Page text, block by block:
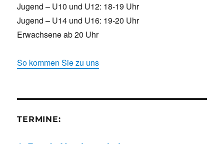
Jugend – U10 und U12: 18-19 Uhr
Jugend – U14 und U16: 19-20 Uhr
Erwachsene ab 20 Uhr
So kommen Sie zu uns
TERMINE: